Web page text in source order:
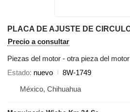
Precio a consultar
Piezas del motor - otra pieza del motor
Estado nuevo
8W-1749
México, Chihuahua